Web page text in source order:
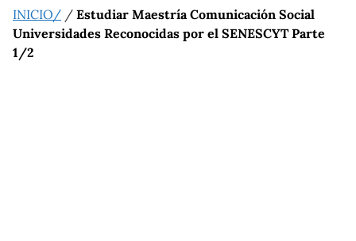
INICIO/ / Estudiar Maestría Comunicación Social
Universidades Reconocidas por el SENESCYT Parte
1/2